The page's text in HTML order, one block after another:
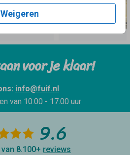
Weigeren
voor je klaar!
info@fuif.nl
van 10.00 - 17.00 uur
9.6
8.100+ reviews